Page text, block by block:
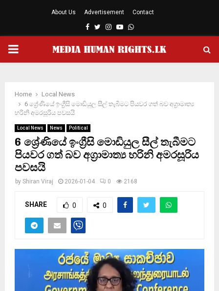
About Us Advertisement Contact
Facebook
TwitterInstagram
YoutubeWhatsapp
PRIMARY
Home
Local News
6 ශ්‍රේණියේ ඉංග්‍රීසි මොඩියුල සීල් තැබීමට පියවර ගත් බව අග්‍රාමාත්‍ය
හරිනි අමරසූරිය පවසයි
Local News News Political
6 ශ්‍රේණියේ ඉංග්‍රීසි මොඩියුල සීල් තැබීමට
පියවර ගත් බව අග්‍රාමාත්‍ය හරිනි අමරසූරිය
පවසයි
by Shiran Viraj 2026-01-04 0 2168
SHARE 0 0